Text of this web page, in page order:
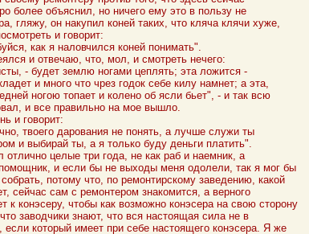
более объяснил, но ничего ему это в пользу не
гляжу, он накупил коней таких, что кляча клячи хуже,
и говорит:
как я наловчился коней понимать".
и отвечаю, что, мол, и смотреть нечего:
- будет землю ногами цеплять; эта ложится -
и много что чрез годок себе килу намнет; а эта,
ногою топает и колено об ясли бьет", - и так всю
и все правильно на мое вышло.
и говорит:
твоего дарования не понять, а лучше служи ты
и выбирай ты, а я только буду деньги платить".
отлично целые три года, не как раб и наемник, а
и если бы не выходы меня одолели, так я мог бы
потому что, по ремонтирскому заведению, какой
сейчас сам с ремонтером знакомится, а верного
к конэсеру, чтобы как возможно конэсера на свою сторону
заводчики знают, что вся настоящая сила не в
если который имеет при себе настоящего конэсера. Я же